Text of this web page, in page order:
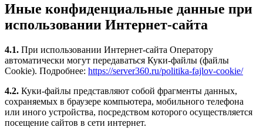
Иные конфиденциальные данные при
использовании Интернет-сайта
4.1. При использовании Интернет-сайта Оператору
автоматически могут передаваться Куки-файлы (файлы
Cookie). Подробнее: https://server360.ru/politika-fajlov-cookie/
4.2. Куки-файлы представляют собой фрагменты данных,
сохраняемых в браузере компьютера, мобильного телефона
или иного устройства, посредством которого осуществляется
посещение сайтов в сети интернет.